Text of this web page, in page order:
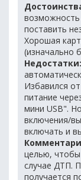
возможность
поставить
Хорошая
(изначально
Недостатки:
Избавился
питание
мини USB".
включения/
включать и
целью, чтобы
случае ДТП.
получается